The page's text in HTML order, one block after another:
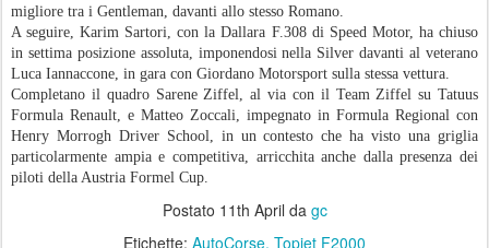
migliore tra i Gentleman, davanti allo stesso Romano.
A seguire, Karim Sartori, con la Dallara F.308 di Speed Motor, ha chiuso
in settima posizione assoluta, imponendosi nella Silver davanti al veterano
Luca Iannaccone, in gara con Giordano Motorsport sulla stessa vettura.
Completano il quadro Sarene Ziffel, al via con il Team Ziffel su Tatuus
Formula Renault, e Matteo Zoccali, impegnato in Formula Regional con
Henry Morrogh Driver School, in un contesto che ha visto una griglia
particolarmente ampia e competitiva, arricchita anche dalla presenza dei
piloti della Austria Formel Cup.
Postato 11th April da gc
Etichette: AutoCorse Topjet F2000